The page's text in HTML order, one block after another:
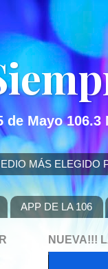
de Mayo
MÁS ELEGIDO
APP DE LA 106
NUEVA!!!